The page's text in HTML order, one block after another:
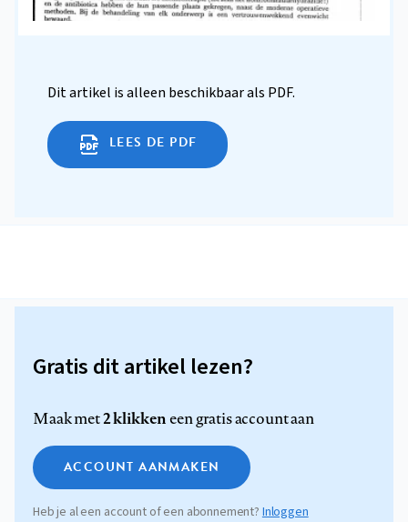
Dit artikel is alleen beschikbaar als PDF.
LEES DE PDF
Gratis dit artikel lezen?
Maak met2 klikkeneen gratis account aan
ACCOUNT AANMAKEN
Heb je al een account of een abonnement? Inloggen